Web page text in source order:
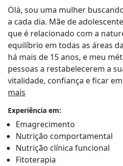
Olá, sou uma mulher
a cada dia. Mãe de
que é relacionado com a
equilíbrio em todas as áreas
há mais de 15 anos, e meu
pessoas a restabelecerem a
vitalidade, confiança e ficar
Tendo a saúde e corpo que desejam. Sou
clinica, especialista em
interpretação de exames
intestinal, nutrigenetica e
mais
Experiência em:
Emagrecimento
Nutrição comportamental
Nutrição clínica funcional
Fitoterapia